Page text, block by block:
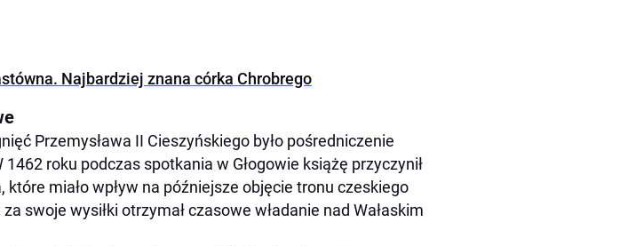
Najbardziej znana córka Chrobrego
Przemysława II Cieszyńskiego było pośredniczenie
roku podczas spotkania w Głogowie książę przyczynił
miało wpływ na późniejsze objęcie tronu czeskiego
swoje wysiłki otrzymał czasowe władanie nad Wałaskim